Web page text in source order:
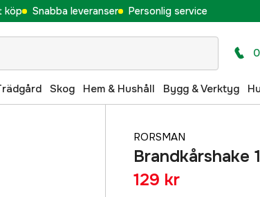
köp Snabba leveranser Personlig service
Skog Hem & Hushåll Bygg & Verktyg
RORSMAN
Brandkårshake
129 kr